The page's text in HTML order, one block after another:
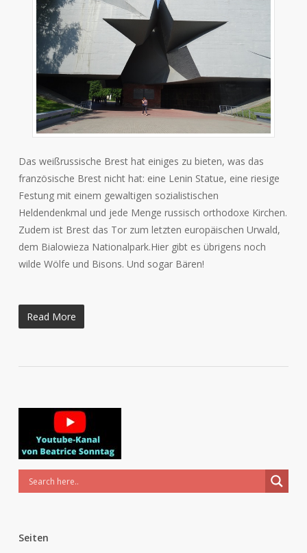
Das weißrussische Brest hat einiges zu bieten, was das
französische Brest nicht hat: eine Lenin Statue, eine riesige
Festung mit einem gewaltigen sozialistischen
Heldendenkmal und jede Menge russisch orthodoxe Kirchen.
Zudem ist Brest das Tor zum letzten europäischen Urwald,
dem Bialowieza Nationalpark.Hier gibt es übrigens noch
wilde Wölfe und Bisons. Und sogar Bären!
Read More
Seiten